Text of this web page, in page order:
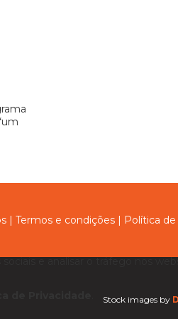
| Termos e condições | Política
Stock images by
e analisar o tráfego nos